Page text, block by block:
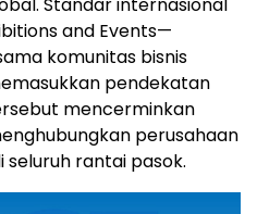
Standar internasional
and Events—
komunitas bisnis
pendekatan
mencerminkan
perusahaan
rantai pasok.